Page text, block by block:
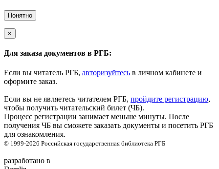
Понятно
×
Для заказа документов в РГБ:
Если вы читатель РГБ, авторизуйтесь в личном кабинете и
оформите заказ.
Если вы не являетесь читателем РГБ, пройдите регистрацию,
чтобы получить читательский билет (ЧБ).
Процесс регистрации занимает меньше минуты. После
получения ЧБ вы сможете заказать документы и посетить РГБ
для ознакомления.
© 1999-2026 Российская государственная библиотека РГБ
разработано в